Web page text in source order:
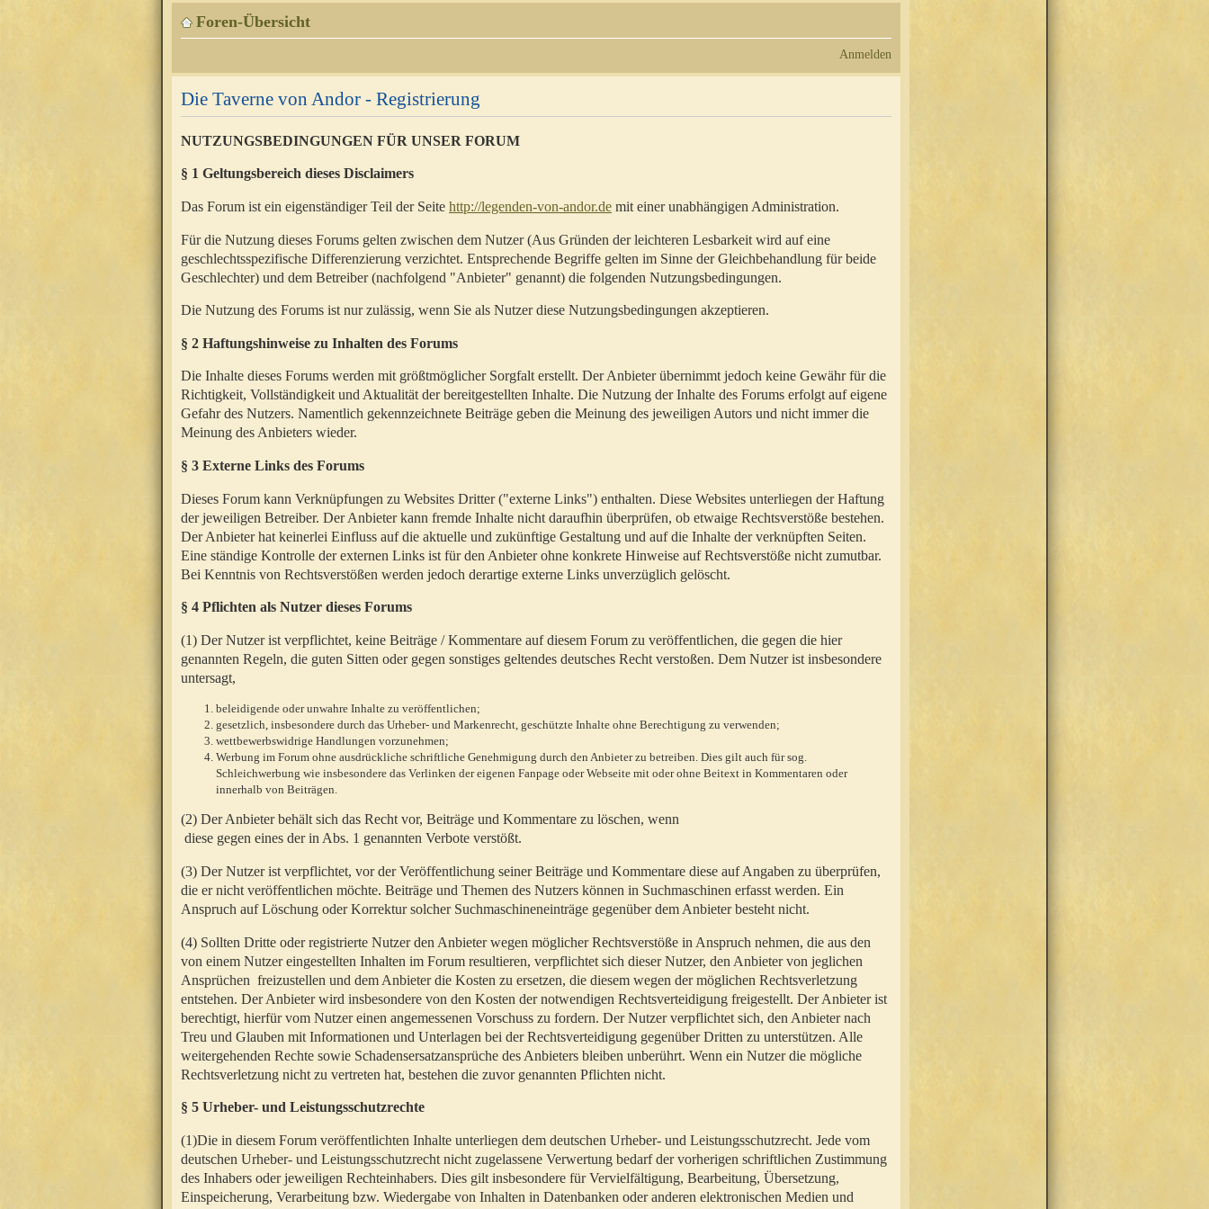
Foren-Übersicht
Anmelden
Die Taverne von Andor - Registrierung
NUTZUNGSBEDINGUNGEN FÜR UNSER FORUM
§ 1 Geltungsbereich dieses Disclaimers
Das Forum ist ein eigenständiger Teil der Seite http://legenden-von-andor.de mit einer unabhängigen Administration.
Für die Nutzung dieses Forums gelten zwischen dem Nutzer (Aus Gründen der leichteren Lesbarkeit wird auf eine
geschlechtsspezifische Differenzierung verzichtet. Entsprechende Begriffe gelten im Sinne der Gleichbehandlung für beide
Geschlechter) und dem Betreiber (nachfolgend "Anbieter" genannt) die folgenden Nutzungsbedingungen.
Die Nutzung des Forums ist nur zulässig, wenn Sie als Nutzer diese Nutzungsbedingungen akzeptieren.
§ 2 Haftungshinweise zu Inhalten des Forums
Die Inhalte dieses Forums werden mit größtmöglicher Sorgfalt erstellt. Der Anbieter übernimmt jedoch keine Gewähr für die
Richtigkeit, Vollständigkeit und Aktualität der bereitgestellten Inhalte. Die Nutzung der Inhalte des Forums erfolgt auf eigene
Gefahr des Nutzers. Namentlich gekennzeichnete Beiträge geben die Meinung des jeweiligen Autors und nicht immer die
Meinung des Anbieters wieder.
§ 3 Externe Links des Forums
Dieses Forum kann Verknüpfungen zu Websites Dritter ("externe Links") enthalten. Diese Websites unterliegen der Haftung
der jeweiligen Betreiber. Der Anbieter kann fremde Inhalte nicht daraufhin überprüfen, ob etwaige Rechtsverstöße bestehen.
Der Anbieter hat keinerlei Einfluss auf die aktuelle und zukünftige Gestaltung und auf die Inhalte der verknüpften Seiten.
Eine ständige Kontrolle der externen Links ist für den Anbieter ohne konkrete Hinweise auf Rechtsverstöße nicht zumutbar.
Bei Kenntnis von Rechtsverstößen werden jedoch derartige externe Links unverzüglich gelöscht.
§ 4 Pflichten als Nutzer dieses Forums
(1) Der Nutzer ist verpflichtet, keine Beiträge / Kommentare auf diesem Forum zu veröffentlichen, die gegen die hier
genannten Regeln, die guten Sitten oder gegen sonstiges geltendes deutsches Recht verstoßen. Dem Nutzer ist insbesondere
untersagt,
beleidigende oder unwahre Inhalte zu veröffentlichen;
gesetzlich, insbesondere durch das Urheber- und Markenrecht, geschützte Inhalte ohne Berechtigung zu verwenden;
wettbewerbswidrige Handlungen vorzunehmen;
Werbung im Forum ohne ausdrückliche schriftliche Genehmigung durch den Anbieter zu betreiben. Dies gilt auch für sog.
Schleichwerbung wie insbesondere das Verlinken der eigenen Fanpage oder Webseite mit oder ohne Beitext in Kommentaren oder
innerhalb von Beiträgen.
(2) Der Anbieter behält sich das Recht vor, Beiträge und Kommentare zu löschen, wenn
diese gegen eines der in Abs. 1 genannten Verbote verstößt.
(3) Der Nutzer ist verpflichtet, vor der Veröffentlichung seiner Beiträge und Kommentare diese auf Angaben zu überprüfen,
die er nicht veröffentlichen möchte. Beiträge und Themen des Nutzers können in Suchmaschinen erfasst werden. Ein
Anspruch auf Löschung oder Korrektur solcher Suchmaschineneinträge gegenüber dem Anbieter besteht nicht.
(4) Sollten Dritte oder registrierte Nutzer den Anbieter wegen möglicher Rechtsverstöße in Anspruch nehmen, die aus den
von einem Nutzer eingestellten Inhalten im Forum resultieren, verpflichtet sich dieser Nutzer, den Anbieter von jeglichen
Ansprüchen freizustellen und dem Anbieter die Kosten zu ersetzen, die diesem wegen der möglichen Rechtsverletzung
entstehen. Der Anbieter wird insbesondere von den Kosten der notwendigen Rechtsverteidigung freigestellt. Der Anbieter ist
berechtigt, hierfür vom Nutzer einen angemessenen Vorschuss zu fordern. Der Nutzer verpflichtet sich, den Anbieter nach
Treu und Glauben mit Informationen und Unterlagen bei der Rechtsverteidigung gegenüber Dritten zu unterstützen. Alle
weitergehenden Rechte sowie Schadensersatzansprüche des Anbieters bleiben unberührt. Wenn ein Nutzer die mögliche
Rechtsverletzung nicht zu vertreten hat, bestehen die zuvor genannten Pflichten nicht.
§ 5 Urheber- und Leistungsschutzrechte
(1)Die in diesem Forum veröffentlichten Inhalte unterliegen dem deutschen Urheber- und Leistungsschutzrecht. Jede vom
deutschen Urheber- und Leistungsschutzrecht nicht zugelassene Verwertung bedarf der vorherigen schriftlichen Zustimmung
des Inhabers oder jeweiligen Rechteinhabers. Dies gilt insbesondere für Vervielfältigung, Bearbeitung, Übersetzung,
Einspeicherung, Verarbeitung bzw. Wiedergabe von Inhalten in Datenbanken oder anderen elektronischen Medien und